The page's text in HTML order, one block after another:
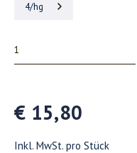
4/hg
€ 15,80
Inkl. MwSt. pro Stück